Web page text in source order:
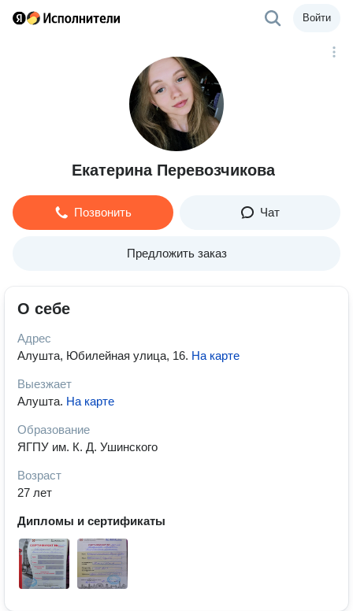
Войти
Екатерина Перевозчикова
Позвонить Чат
Предложить заказ
О себе
Адрес
Алушта, Юбилейная улица, 16. На карте
Выезжает
Алушта. На карте
Образование
ЯГПУ им. К. Д. Ушинского
Возраст
27 лет
Дипломы и сертификаты